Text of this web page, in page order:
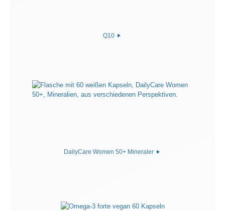
Q10
DailyCare Women 50+ Mineraler